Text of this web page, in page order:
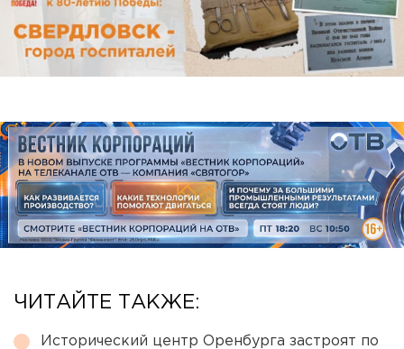
ЧИТАЙТЕ ТАКЖЕ:
Исторический центр Оренбурга застроят по